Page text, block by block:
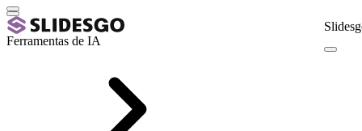
Ferramentas de IA